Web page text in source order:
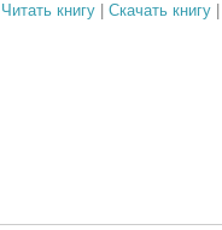
Читать книгу Скачать книгу